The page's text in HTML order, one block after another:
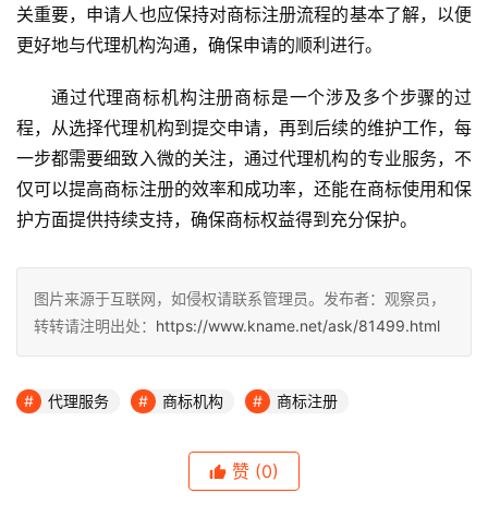
关重要，申请人也应保持对商标注册流程的基本了解，以便
更好地与代理机构沟通，确保申请的顺利进行。
通过代理商标机构注册商标是一个涉及多个步骤的过
程，从选择代理机构到提交申请，再到后续的维护工作，每
一步都需要细致入微的关注，通过代理机构的专业服务，不
仅可以提高商标注册的效率和成功率，还能在商标使用和保
护方面提供持续支持，确保商标权益得到充分保护。
图片来源于互联网，如侵权请联系管理员。发布者：观察员，
转转请注明出处： https://www.kname.net/ask/81499.html
代理服务 商标机构 商标注册
赞 (0)